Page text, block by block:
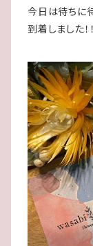
今日は待ちに
到着しました！